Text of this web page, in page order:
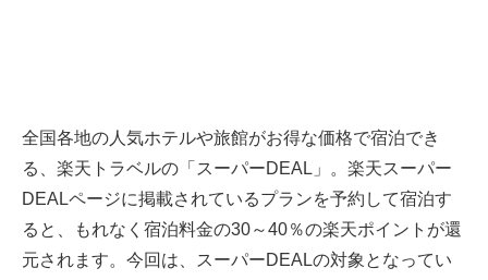
全国各地の人気ホテルや旅館がお得な価格で宿泊でき
る、 楽天トラベルの「スーパーDEAL」。楽天スーパー
DEALページに掲載されているプランを予約して宿泊す
ると、もれなく宿泊料金の30～40％の楽天ポイントが還
元されます。今回は、スーパーDEALの対象となってい